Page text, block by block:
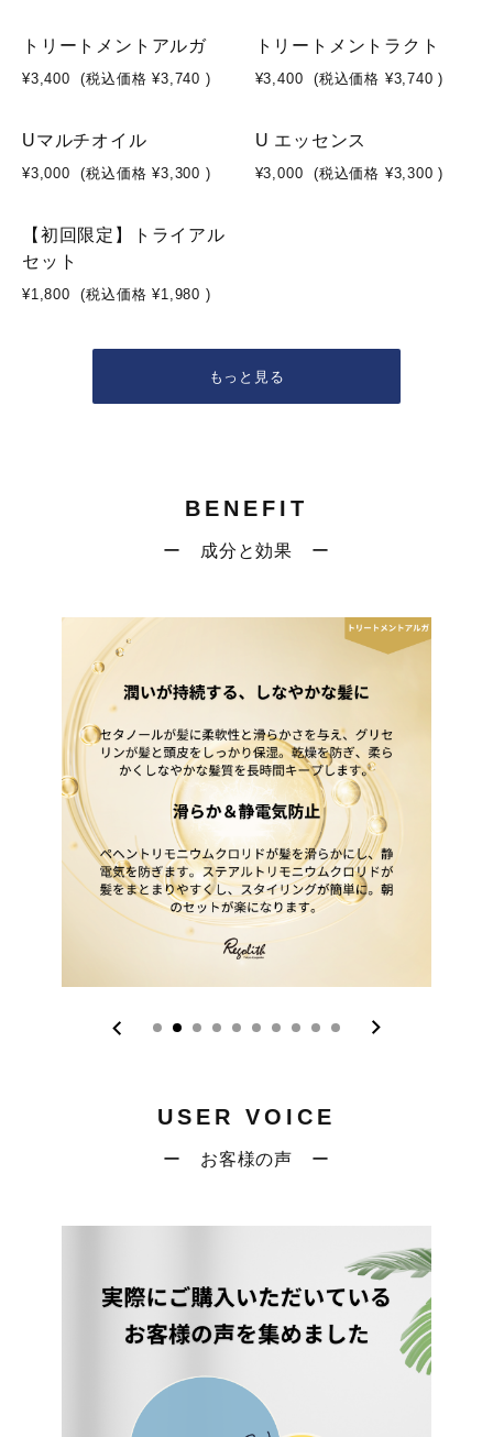
SOLD OUT
トリートメントアルガ
¥3,400 (税込価格 ¥3,740 )
トリートメントラクト
¥3,400 (税込価格 ¥3,740 )
SOLD OUT
Uマルチオイル
¥3,000 (税込価格 ¥3,300 )
SOLD OUT
U エッセンス
¥3,000 (税込価格 ¥3,300 )
【初回限定】トライアル
セット
¥1,800 (税込価格 ¥1,980 )
もっと見る
BENEFIT
ー 成分と効果 ー
USER VOICE
ー お客様の声 ー